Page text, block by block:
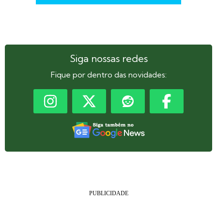
Siga nossas redes
Fique por dentro das novidades: